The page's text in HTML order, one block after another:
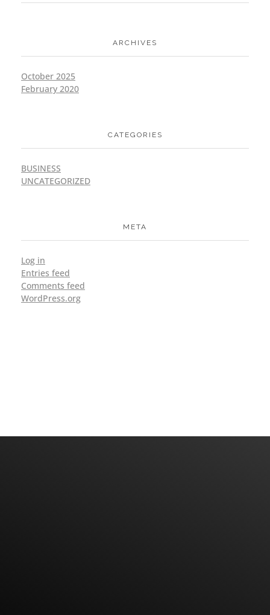
ARCHIVES
October 2025
February 2020
CATEGORIES
BUSINESS
UNCATEGORIZED
META
Log in
Entries feed
Comments feed
WordPress.org